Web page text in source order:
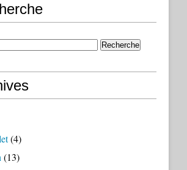
(4)
(13)